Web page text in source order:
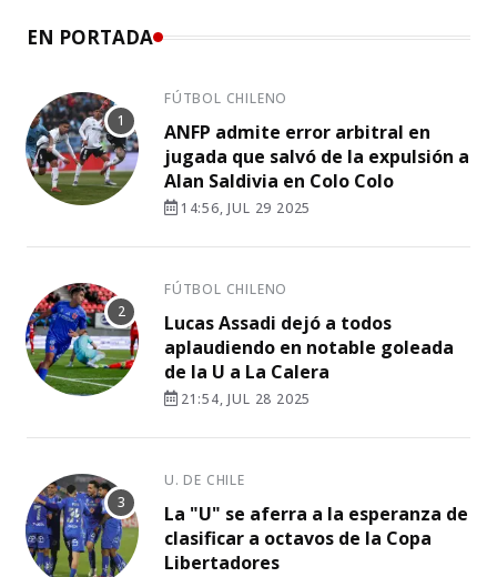
EN PORTADA
FÚTBOL CHILENO
ANFP admite error arbitral en
jugada que salvó de la expulsión a
Alan Saldivia en Colo Colo
14:56, JUL 29 2025
FÚTBOL CHILENO
Lucas Assadi dejó a todos
aplaudiendo en notable goleada
de la U a La Calera
21:54, JUL 28 2025
U. DE CHILE
La "U" se aferra a la esperanza de
clasificar a octavos de la Copa
Libertadores